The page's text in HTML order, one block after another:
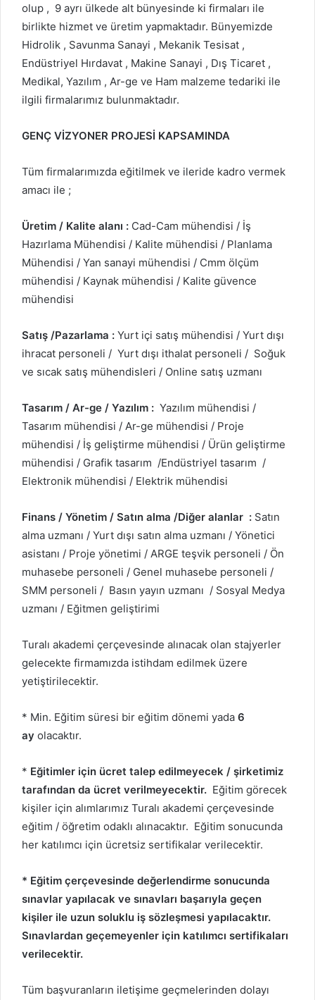
olup , 9 ayrı ülkede alt bünyesinde ki firmaları ile
birlikte hizmet ve üretim yapmaktadır. Bünyemizde
Hidrolik , Savunma Sanayi , Mekanik Tesisat ,
Endüstriyel Hırdavat , Makine Sanayi , Dış Ticaret ,
Medikal, Yazılım , Ar-ge ve Ham malzeme tedariki ile
ilgili firmalarımız bulunmaktadır.
GENÇ VİZYONER PROJESİ KAPSAMINDA
Tüm firmalarımızda eğitilmek ve ileride kadro vermek
amacı ile ;
Üretim / Kalite alanı : Cad-Cam mühendisi / İş
Hazırlama Mühendisi / Kalite mühendisi / Planlama
Mühendisi / Yan sanayi mühendisi / Cmm ölçüm
mühendisi / Kaynak mühendisi / Kalite güvence
mühendisi
Satış /Pazarlama : Yurt içi satış mühendisi / Yurt dışı
ihracat personeli / Yurt dışı ithalat personeli / Soğuk
ve sıcak satış mühendisleri / Online satış uzmanı
Tasarım / Ar-ge / Yazılım : Yazılım mühendisi /
Tasarım mühendisi / Ar-ge mühendisi / Proje
mühendisi / İş geliştirme mühendisi / Ürün geliştirme
mühendisi / Grafik tasarım /Endüstriyel tasarım /
Elektronik mühendisi / Elektrik mühendisi
Finans / Yönetim / Satın alma /Diğer alanlar : Satın
alma uzmanı / Yurt dışı satın alma uzmanı / Yönetici
asistanı / Proje yönetimi / ARGE teşvik personeli / Ön
muhasebe personeli / Genel muhasebe personeli /
SMM personeli / Basın yayın uzmanı / Sosyal Medya
uzmanı / Eğitmen geliştirimi
Turalı akademi çerçevesinde alınacak olan stajyerler
gelecekte firmamızda istihdam edilmek üzere
yetiştirilecektir.
* Min. Eğitim süresi bir eğitim dönemi yada 6
ay olacaktır.
* Eğitimler için ücret talep edilmeyecek / şirketimiz
tarafından da ücret verilmeyecektir. Eğitim görecek
kişiler için alımlarımız Turalı akademi çerçevesinde
eğitim / öğretim odaklı alınacaktır. Eğitim sonucunda
her katılımcı için ücretsiz sertifikalar verilecektir.
* Eğitim çerçevesinde değerlendirme sonucunda
sınavlar yapılacak ve sınavları başarıyla geçen
kişiler ile uzun soluklu iş sözleşmesi yapılacaktır.
Sınavlardan geçemeyenler için katılımcı sertifikaları
verilecektir.
Tüm başvuranların iletişime geçmelerinden dolayı